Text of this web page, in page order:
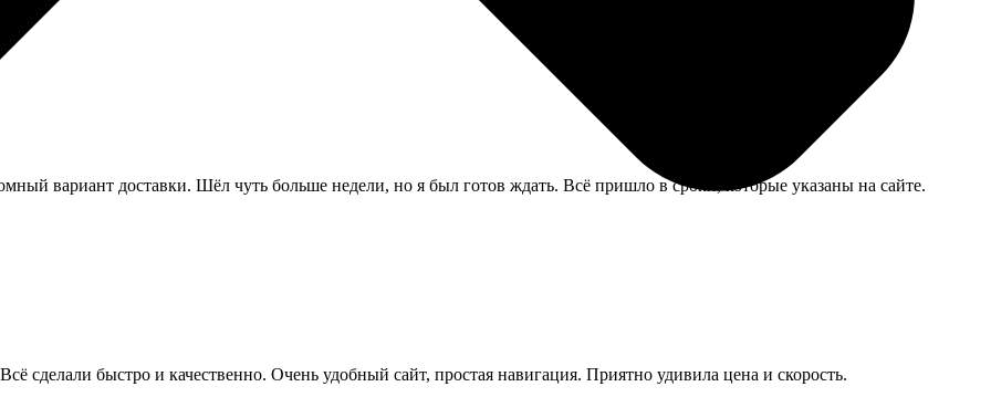
вариант доставки. Шёл чуть больше недели, но я был готов ждать. Всё пришло в сроки, которые указаны на сайте.
сделали быстро и качественно. Очень удобный сайт, простая навигация. Приятно удивила цена и скорость.